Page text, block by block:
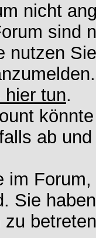
nicht
sind
nutzen
hier tun.
ab
im
Sie
zu